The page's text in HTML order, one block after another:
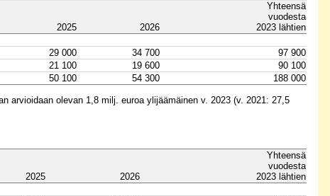
2025 2026
Yhteensä
vuodesta
2023 lähtien
29 000 34 700
97 900
21 100 19 600
90 100
50 100 54 300 188 000
arvioidaan olevan 1,8 milj. euroa ylijäämäinen v. 2023 (v. 2021: 27,5
2025 2026
Yhteensä
vuodesta
2023 lähtien